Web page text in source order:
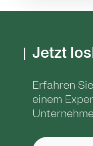
Jetzt
Erfahren
einem